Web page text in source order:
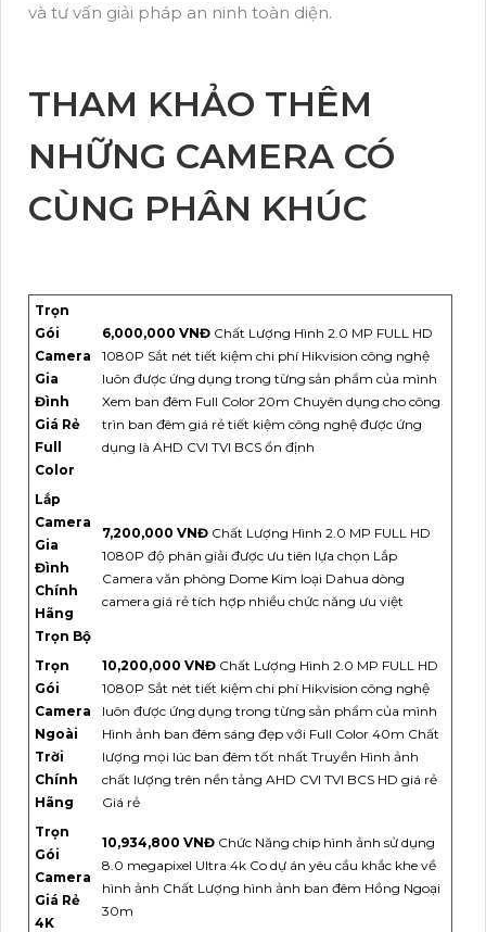
và tư vấn giải pháp an ninh toàn diện.
THAM KHẢO THÊM
NHỮNG CAMERA CÓ
CÙNG PHÂN KHÚC
Trọn
Gói
Camera
Gia
Đình
Giá Rẻ
Full
Color
6,000,000 VNĐ Chất Lượng Hình 2.0 MP FULL HD
1080P Sắt nét tiết kiệm chi phí Hikvision công nghệ
luôn được ứng dụng trong từng sản phẩm của mình
Xem ban đêm Full Color 20m Chuyên dụng cho công
trìn ban đêm giá rẻ tiết kiệm công nghệ được ứng
dụng là AHD CVI TVI BCS ổn định
Lắp
Camera
Gia
Đình
Chính
Hãng
Trọn Bộ
7,200,000 VNĐ Chất Lượng Hình 2.0 MP FULL HD
1080P độ phân giải được ưu tiên lựa chọn Lắp
Camera văn phòng Dome Kim loại Dahua dòng
camera giá rẻ tích hợp nhiều chức năng ưu việt
Trọn
Gói
Camera
Ngoài
Trời
Chính
Hãng
10,200,000 VNĐ Chất Lượng Hình 2.0 MP FULL HD
1080P Sắt nét tiết kiệm chi phí Hikvision công nghệ
luôn được ứng dụng trong từng sản phẩm của mình
Hình ảnh ban đêm sáng đẹp với Full Color 40m Chất
lượng mọi lúc ban đêm tốt nhất Truyền Hình ảnh
chất lượng trên nền tảng AHD CVI TVI BCS HD giá rẻ
Giá rẻ
Trọn
Gói
Camera
Giá Rẻ
4K
10,934,800 VNĐ Chức Năng chip hình ảnh sử dụng
8.0 megapixel Ultra 4k Co dự án yêu cầu khắc khe về
hình ảnh Chất Lượng hình ảnh ban đêm Hồng Ngoại
30m